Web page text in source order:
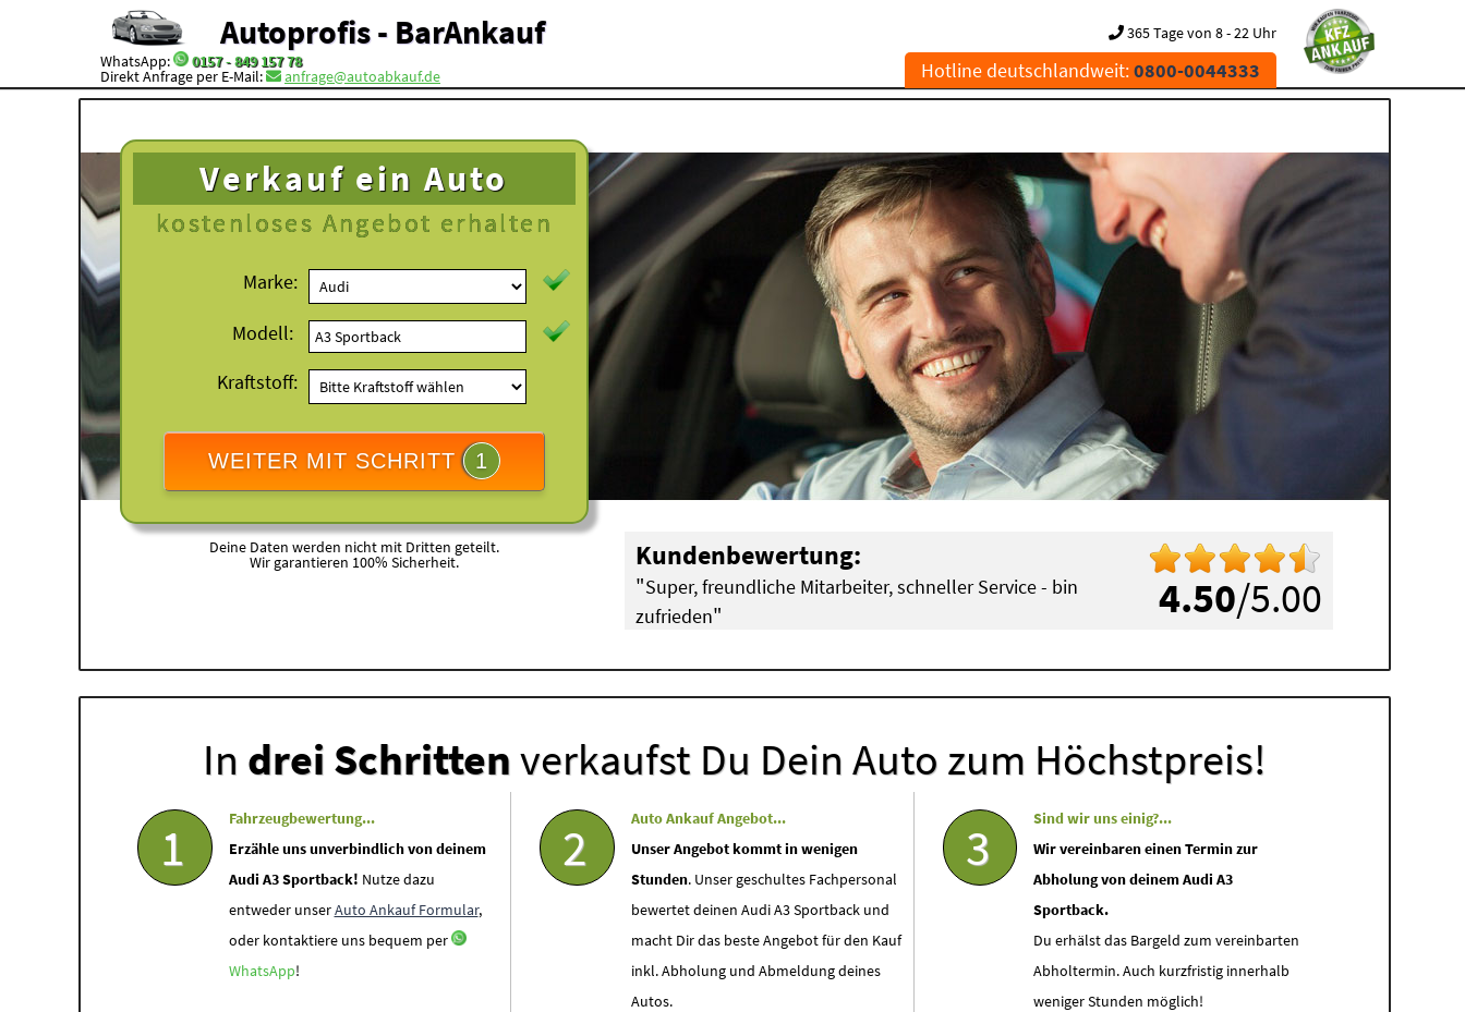
Autoprofis - BarAnkauf
WhatsApp: 0157 - 849 157 78
Direkt Anfrage per E-Mail: anfrage@autoabkauf.de
365 Tage von 8 - 22 Uhr
Hotline deutschlandweit:0800-0044333
Verkauf ein Auto
kostenloses Angebot erhalten
Marke:
Modell:
Kraftstoff:
WEITER MIT SCHRITT 1
Deine Daten werden nicht mit Dritten geteilt.
Wir garantieren 100% Sicherheit.
4.50/5.00
Kundenbewertung:
"Super, freundliche Mitarbeiter, schneller Service - bin
zufrieden"
In drei Schrittenverkaufst Du Dein Auto zum Höchstpreis!
1
Fahrzeugbewertung...
Erzähle uns unverbindlich von deinem
Audi A3 Sportback! Nutze dazu
entweder unserAuto Ankauf Formular,
oder kontaktiere uns bequem per
WhatsApp!
2
Auto Ankauf Angebot...
Unser Angebot kommt in wenigen
Stunden. Unser geschultes Fachpersonal
bewertet deinen Audi A3 Sportback und
macht Dir das beste Angebot für den Kauf
inkl. Abholung und Abmeldung deines
Autos.
3
Sind wir uns einig?...
Wir vereinbaren einen Termin zur
Abholung von deinem Audi A3
Sportback.
Du erhälst das Bargeld zum vereinbarten
Abholtermin. Auch kurzfristig innerhalb
weniger Stunden möglich!